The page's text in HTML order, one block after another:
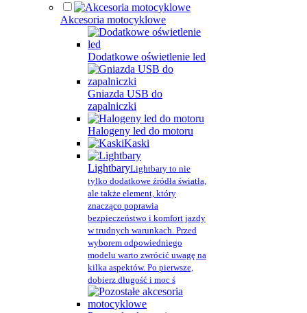
Akcesoria motocyklowe
Dodatkowe oświetlenie led
Gniazda USB do
zapalniczki
Halogeny led do motoru
Kaski
LightbaryLightbary to nie
tylko dodatkowe źródła światła,
ale także element, który
znacząco poprawia
bezpieczeństwo i komfort jazdy
w trudnych warunkach. Przed
wyborem odpowiedniego
modelu warto zwrócić uwagę na
kilka aspektów. Po pierwsze,
dobierz długość i moc ś